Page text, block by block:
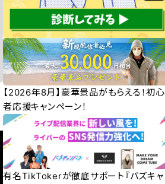
【2026年8月】豪華景品がもらえる！初心
者応援キャンペーン！
有名TikTokerが徹底サポート『バズキャ